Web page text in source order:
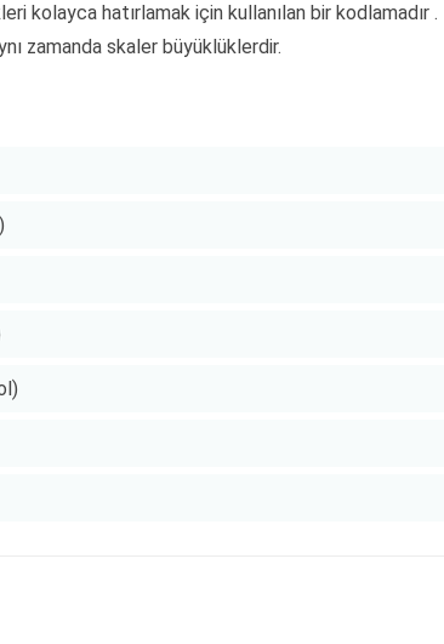
kolayca hatırlamak için kullanılan bir kodlamadır .
zamanda skaler büyüklüklerdir.